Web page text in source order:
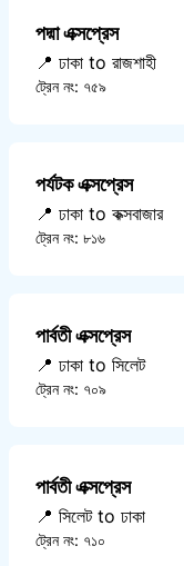
পদ্মা এক্সপ্রেস
📍 ঢাকা to রাজশাহী
ট্রেন নং: ৭৫৯
পর্যটক এক্সপ্রেস
📍 ঢাকা to কক্সবাজার
ট্রেন নং: ৮১৬
পার্বতী এক্সপ্রেস
📍 ঢাকা to সিলেট
ট্রেন নং: ৭০৯
পার্বতী এক্সপ্রেস
📍 সিলেট to ঢাকা
ট্রেন নং: ৭১০